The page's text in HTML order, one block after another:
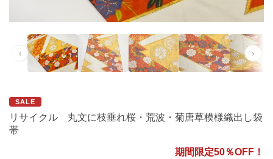
‹ ›
SALE
リサイクル 丸文に枝垂れ桜・荒波・菊唐草模様織出し袋
帯
期間限定50％OFF！